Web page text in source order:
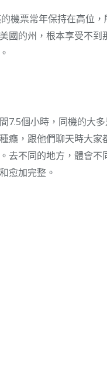
機票常年保持在高位
國的州，根本享受不
7.5個小時，同機的大
癮，跟他們聊天時大
去不同的地方，體會
愈加完整。